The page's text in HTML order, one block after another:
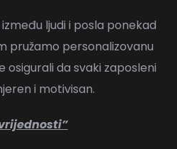
ljudi i posla ponekad
pružamo personalizovanu
osigurali da svaki zaposleni
i motivisan.